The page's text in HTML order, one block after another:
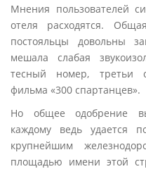
Мнения пользователей
отеля расходятся.
постояльцы довольны
мешала слабая
тесный номер, третьи
фильма «300 спартанцев».
Но общее одобрение
каждому ведь удается
крупнейшим
площадью имени этой